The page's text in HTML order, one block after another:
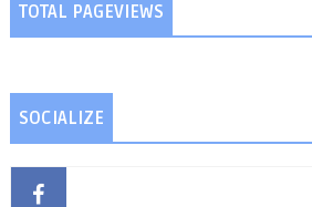
TOTAL PAGEVIEWS
SOCIALIZE